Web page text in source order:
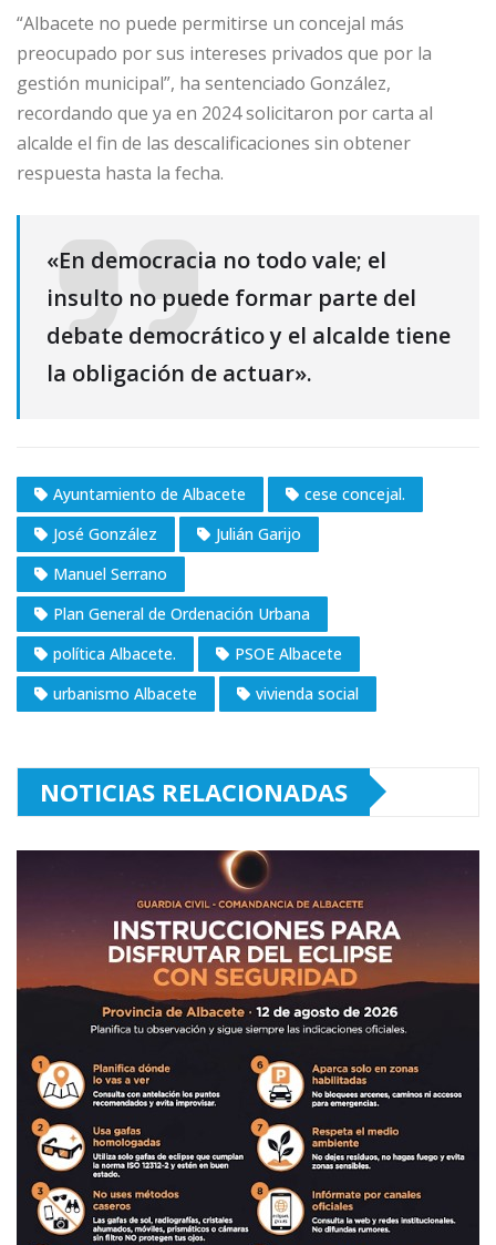
“Albacete no puede permitirse un concejal más
preocupado por sus intereses privados que por la
gestión municipal”, ha sentenciado González,
recordando que ya en 2024 solicitaron por carta al
alcalde el fin de las descalificaciones sin obtener
respuesta hasta la fecha.
«En democracia no todo vale; el
insulto no puede formar parte del
debate democrático y el alcalde tiene
la obligación de actuar».
Ayuntamiento de Albacete
cese concejal.
José González
Julián Garijo
Manuel Serrano
Plan General de Ordenación Urbana
política Albacete.
PSOE Albacete
urbanismo Albacete
vivienda social
NOTICIAS RELACIONADAS